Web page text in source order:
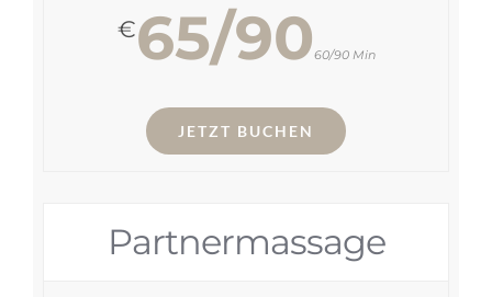
€65/9060/90 Min
JETZT BUCHEN
Partnermassage